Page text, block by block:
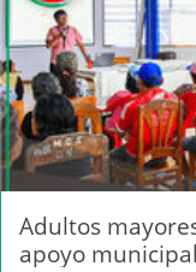
Adultos
apoyo municipal